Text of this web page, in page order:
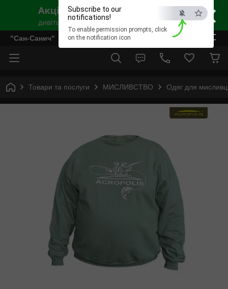
×
ESC
Subscribe to our
notifications!
To enable permission prompts, click
on the notification icon
"Сан-Санич"
Товари та послуги МИСЛИВСТВО Одяг для